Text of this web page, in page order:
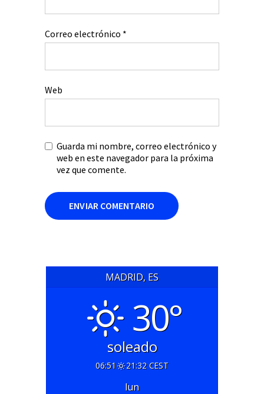
Correo electrónico *
Web
Guarda mi nombre, correo electrónico y
web en este navegador para la próxima
vez que comente.
MADRID, ES
30°
soleado
06:51 21:32 CEST
lun